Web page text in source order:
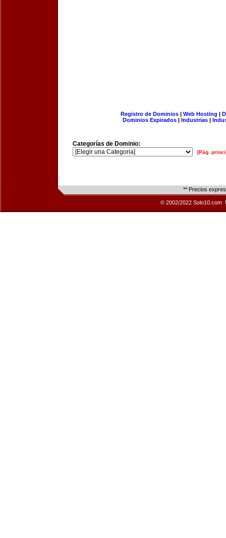
Registro de Dominios| Web Hosting |
Dominios Expirados | Industrias |
Categorías de Dominio:
[Pág.
** Precios
© 2002/2022 Solo10.com